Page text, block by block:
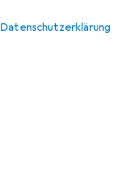
Datenschutzerklärung